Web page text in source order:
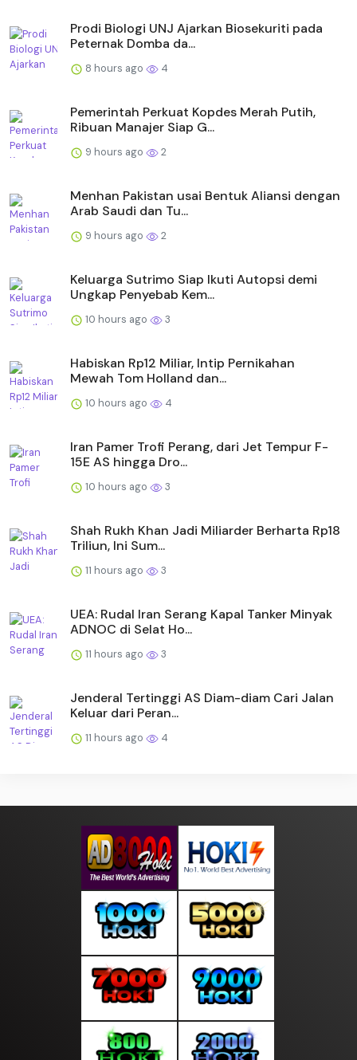
Prodi Biologi UNJ Ajarkan Biosekuriti pada
Peternak Domba da...
8 hours ago 4
Pemerintah Perkuat Kopdes Merah Putih,
Ribuan Manajer Siap G...
9 hours ago 2
Menhan Pakistan usai Bentuk Aliansi dengan
Arab Saudi dan Tu...
9 hours ago 2
Keluarga Sutrimo Siap Ikuti Autopsi demi
Ungkap Penyebab Kem...
10 hours ago 3
Habiskan Rp12 Miliar, Intip Pernikahan
Mewah Tom Holland dan...
10 hours ago 4
Iran Pamer Trofi Perang, dari Jet Tempur F-
15E AS hingga Dro...
10 hours ago 3
Shah Rukh Khan Jadi Miliarder Berharta Rp18
Triliun, Ini Sum...
11 hours ago 3
UEA: Rudal Iran Serang Kapal Tanker Minyak
ADNOC di Selat Ho...
11 hours ago 3
Jenderal Tertinggi AS Diam-diam Cari Jalan
Keluar dari Peran...
11 hours ago 4